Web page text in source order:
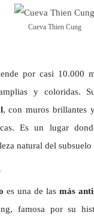
Cueva Thien Cung
por casi 10.000
y coloridas.
, con muros brillantes
Es un lugar
natural del
es una de las más
famosa por su